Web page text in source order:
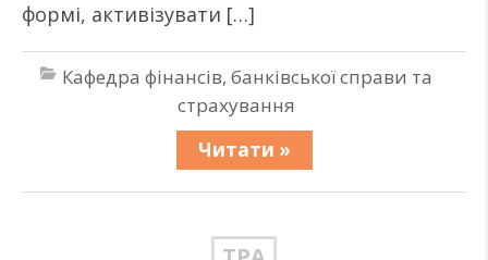
формі, активізувати […]
Кафедра фінансів, банківської справи та
страхування
Читати »